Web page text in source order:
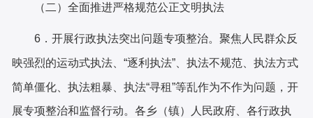
（ 二 ）全面推进严格规范公正文明执法
6．开展行政执法突出问题专项整治。聚焦人民群众反
映强烈的运动式执法、“逐利执法”、执法不规范、执法方式
简单僵化、执法粗暴、执法“寻租”等乱作为不作为问题，开
展专项整治和监督行动。各乡（镇）人民政府、各行政执